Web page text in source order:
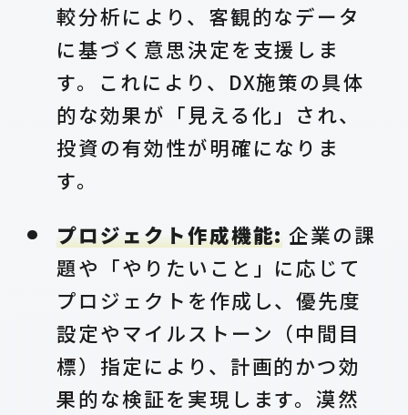
較分析により、客観的なデータ
に基づく意思決定を支援しま
す。これにより、DX施策の具体
的な効果が「見える化」され、
投資の有効性が明確になりま
す。
プロジェクト作成機能: 企業の課
題や「やりたいこと」に応じて
プロジェクトを作成し、優先度
設定やマイルストーン（中間目
標）指定により、計画的かつ効
果的な検証を実現します。漠然